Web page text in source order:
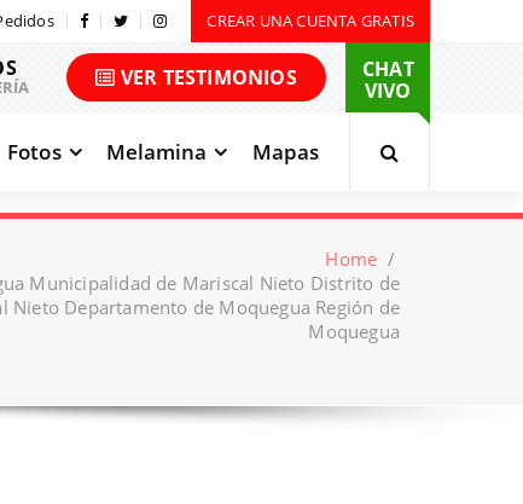
CREAR UNA CUENTA GRATIS
VER TESTIMONIOS
CHAT
VIVO
Fotos Melamina Mapas
Home /
Municipalidad de Mariscal Nieto Distrito de
Nieto Departamento de Moquegua Región de
Moquegua